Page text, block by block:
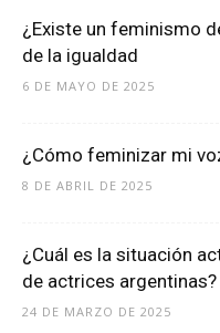
¿Existe un feminismo
de la igualdad
6 DE MAYO DE 2025
¿Cómo feminizar mi
8 DE ABRIL DE 2025
¿Cuál es la situación
de actrices
24 DE MARZO DE 2025